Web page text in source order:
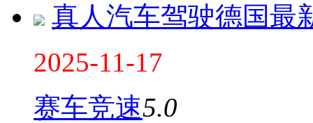
真人汽车驾驶德国最
2025-11-17
赛车竞速5.0